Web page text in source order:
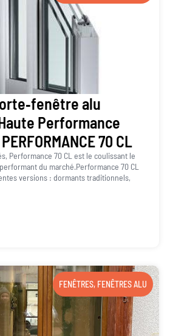
alu
Performance
70 CL
Performance 70 CL est le coulissant le
du marché.Performance 70 CL
versions : dormants traditionnels,
FENÊTRES, FENÊTRES ALU